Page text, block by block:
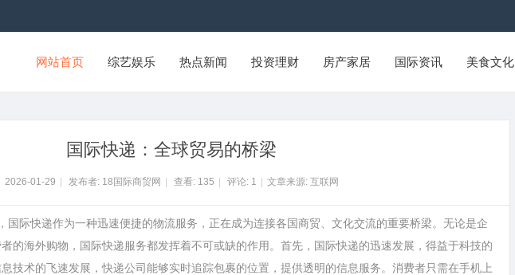
网站首页 综艺娱乐 热点新闻 投资理财 房产家居 国际资讯 美食文化
国际快递：全球贸易的桥梁
2026-01-29 发布者: 18国际商贸网 查看: 135 评论: 1 文章来源: 互联网
国际快递作为一种迅速便捷的物流服务，正在成为连接各国商贸、文化交流的重要桥梁。无论是企
的海外购物，国际快递服务都发挥着不可或缺的作用。首先，国际快递的迅速发展，得益于科技的
技术的飞速发展，快递公司能够实时追踪包裹的位置，提供透明的信息服务。消费者只需在手机上